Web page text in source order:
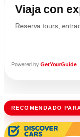
Viaja con
Reserva tours,
Powered by GetYourGuide
RECOMENDADO